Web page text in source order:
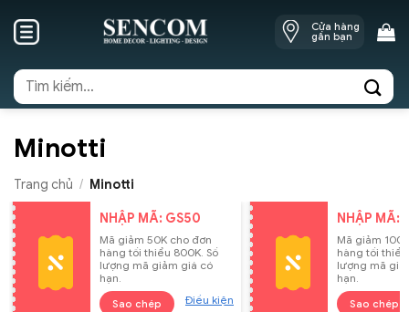
Cửa hàng
gần bạn
Tìm
kiếm:
Minotti
Trang chủ / Minotti
NHẬP MÃ: GS50
Mã giảm 50K cho đơn
hàng tối thiểu 800K. Số
lượng mã giảm giá có
hạn.
Sao chép Điều kiện
NHẬP MÃ:
Mã giảm
hàng tối thiểu
lượng mã
hạn.
Sao chép